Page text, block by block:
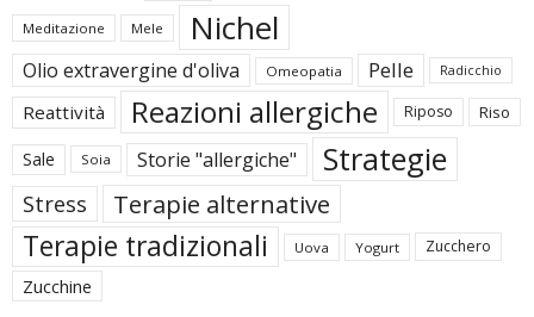
Meditazione Mele Nichel
Olio extravergine d'oliva Omeopatia Pelle Radicchio
Reattività Reazioni allergiche Riposo Riso
Sale Soia Storie "allergiche" Strategie
Stress Terapie alternative
Terapie tradizionali Uova Yogurt Zucchero
Zucchine